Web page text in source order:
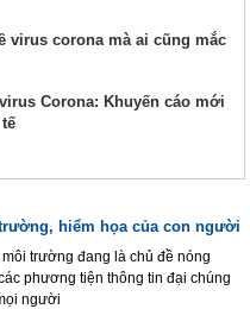
virus corona mà ai cũng mắc
Corona: Khuyến cáo mới
hiểm họa của con người
trường đang là chủ đề nóng
phương tiện thông tin đại chúng
người